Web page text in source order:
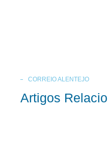
CORREIO ALENTEJO
Artigos